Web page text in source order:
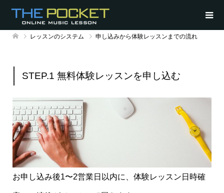
レッスンのシステム 申し込みから体験レッスンまでの流れ
STEP.1 無料体験レッスンを申し込む
お申し込み後1〜2営業日以内に、体験レッスン日時確